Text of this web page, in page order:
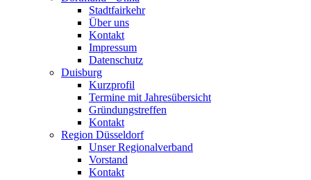
Stadtfairkehr
Über uns
Kontakt
Impressum
Datenschutz
Duisburg
Kurzprofil
Termine mit Jahresübersicht
Gründungstreffen
Kontakt
Region Düsseldorf
Unser Regionalverband
Vorstand
Kontakt